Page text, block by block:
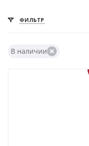
ФИЛЬТР
В наличии